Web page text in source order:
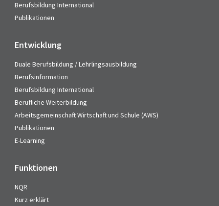
Berufsbildung International
Publikationen
Entwicklung
Duale Berufsbildung / Lehrlingsausbildung
Berufsinformation
Berufsbildung International
Berufliche Weiterbildung
Arbeitsgemeinschaft Wirtschaft und Schule (AWS)
Publikationen
E-Learning
Funktionen
NQR
Kurz erklärt